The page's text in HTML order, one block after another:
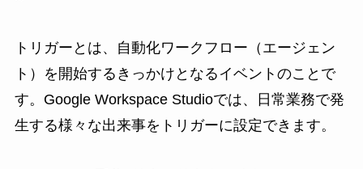
トリガーとは、自動化ワークフロー（エージェン
ト）を開始するきっかけとなるイベントのことで
す。Google Workspace Studioでは、日常業務で発
生する様々な出来事をトリガーに設定できます。